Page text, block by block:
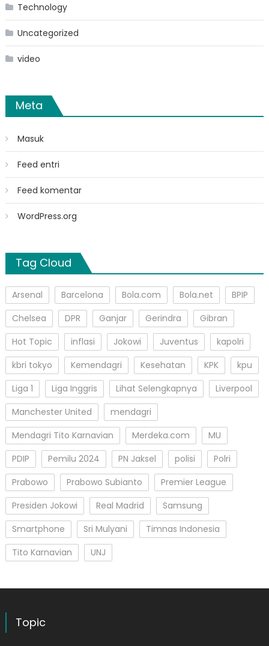
Technology
Uncategorized
video
Meta
Masuk
Feed entri
Feed komentar
WordPress.org
Tag Cloud
Arsenal Barcelona Bola.com Bola.net
BPIP
Chelsea
DPR Ganjar Gerindra
Gibran
Hot Topic
inflasi Jokowi Juventus
kapolri
kbri tokyo
Kemendagri Kesehatan KPK
kpu
Liga 1
Liga Inggris Lihat Selengkapnya
Liverpool
Manchester United
mendagri
Mendagri Tito Karnavian
Merdeka.com
MU
PDIP
Pemilu 2024 PN Jaksel polisi
Polri
Prabowo
Prabowo Subianto
Premier League
Presiden Jokowi
Real Madrid
Samsung
Smartphone
Sri Mulyani
Timnas Indonesia
Tito Karnavian
UNJ
Topic